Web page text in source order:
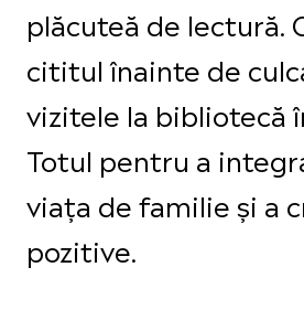
plăcuteă de lectură.
cititul înainte de
vizitele la bibliotecă
Totul pentru a
viața de familie și a
pozitive.